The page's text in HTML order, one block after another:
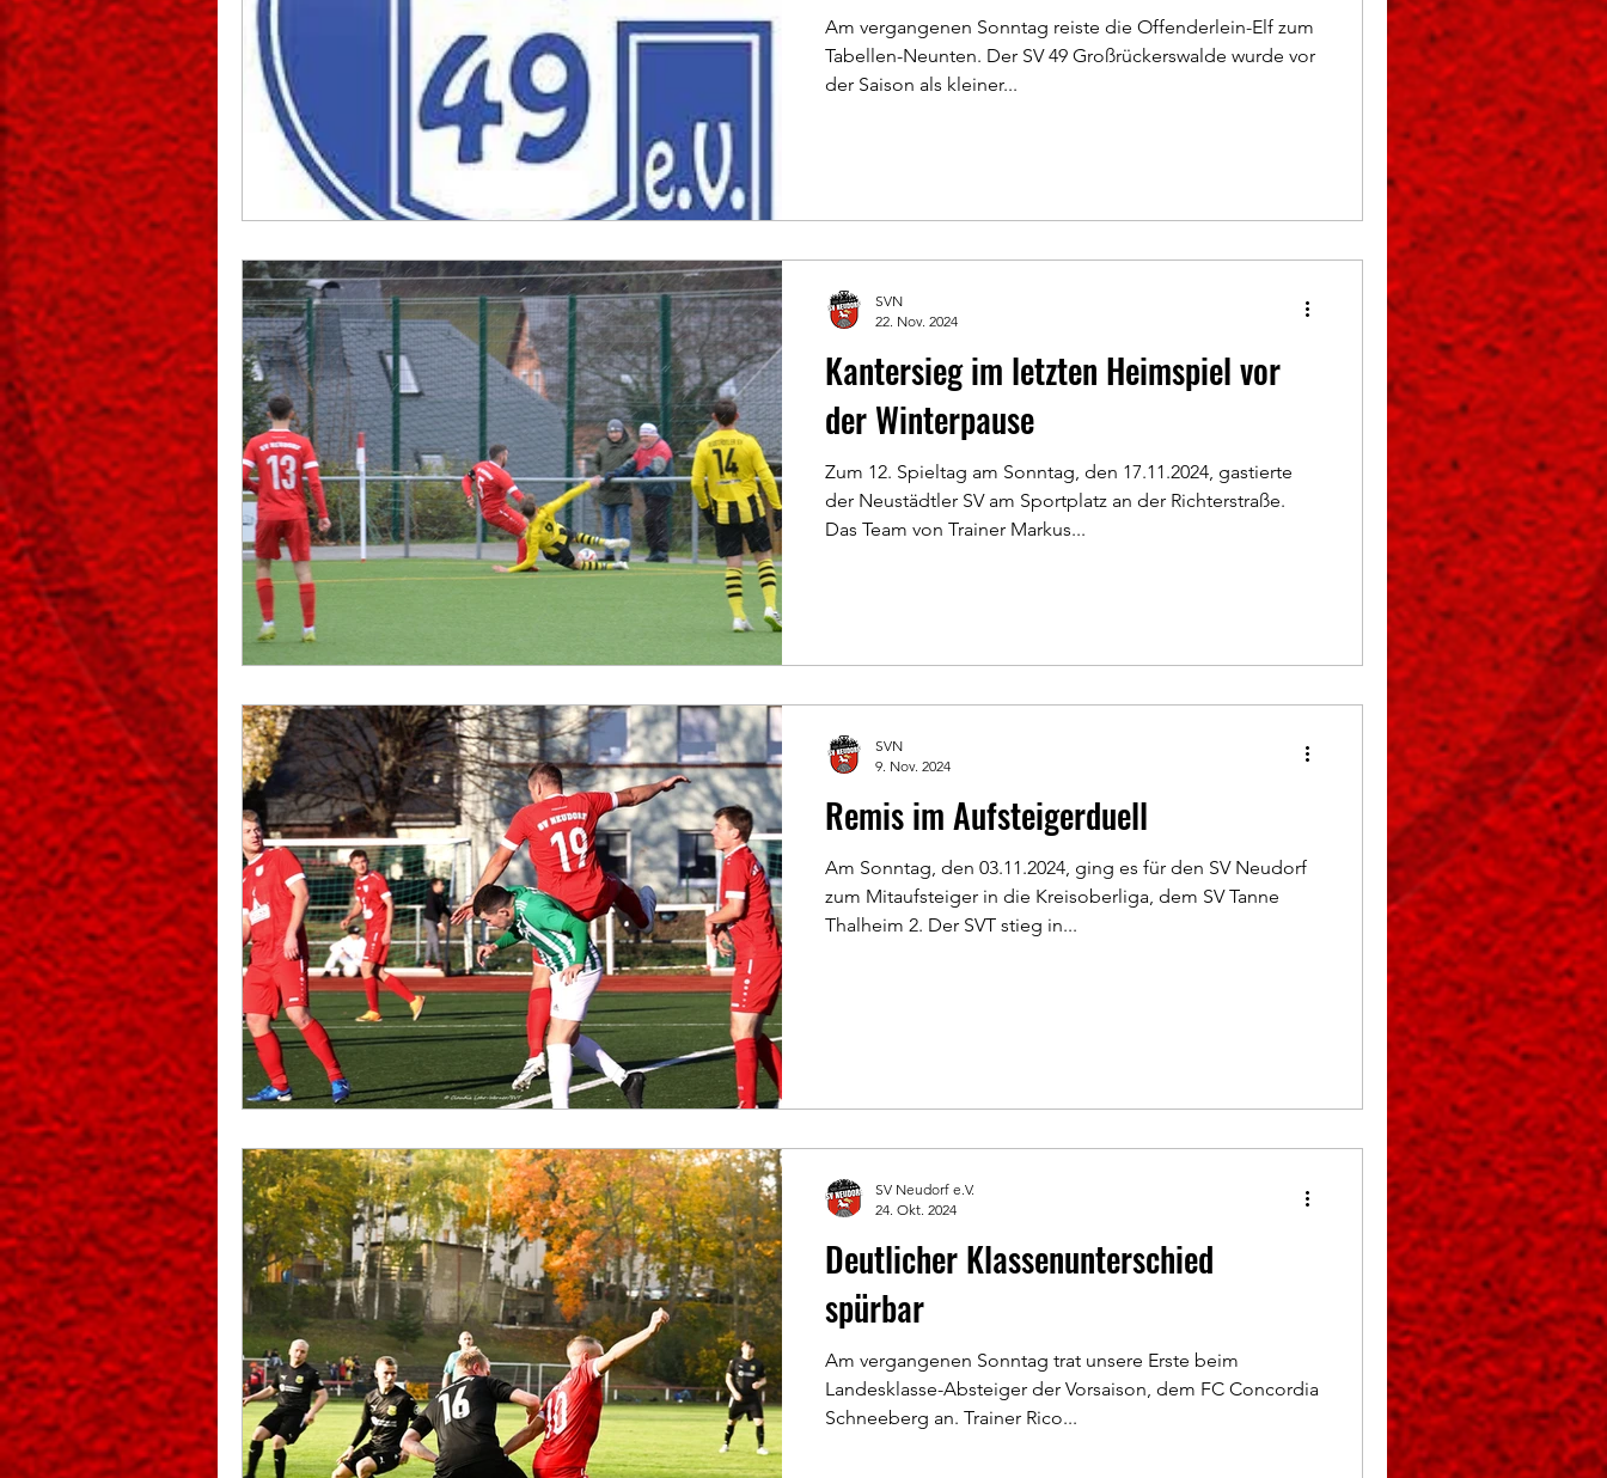
Am vergangenen Sonntag reiste die Offenderlein-Elf zum
Tabellen-Neunten. Der SV 49 Großrückerswalde wurde vor
der Saison als kleiner...
Kantersieg im letzten Heimspiel vor
der Winterpause
Zum 12. Spieltag am Sonntag, den 17.11.2024, gastierte
der Neustädtler SV am Sportplatz an der Richterstraße.
Das Team von Trainer Markus...
SVN
22. Nov. 2024
Remis im Aufsteigerduell
Am Sonntag, den 03.11.2024, ging es für den SV Neudorf
zum Mitaufsteiger in die Kreisoberliga, dem SV Tanne
Thalheim 2. Der SVT stieg in...
SVN
9. Nov. 2024
Deutlicher Klassenunterschied
spürbar
Am vergangenen Sonntag trat unsere Erste beim
Landesklasse-Absteiger der Vorsaison, dem FC Concordia
Schneeberg an. Trainer Rico...
SV Neudorf e.V.
24. Okt. 2024